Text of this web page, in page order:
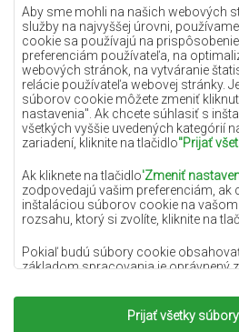
Aby sme mohli na našich webových
služby na najvyššej úrovni,
cookie sa používajú na
preferenciám používateľa, na
webových stránok, na vytváranie
relácie používateľa webovej stránky.
súborov cookie môžete zmeniť
nastavenia". Ak chcete súhlasiť s
všetkých vyššie uvedených kategórií
zariadení, kliknite na tlačidlo"Prijať
Ak kliknete na tlačidlo'Zmeniť
zodpovedajú vašim preferenciám, ak
inštaláciou súborov cookie na
rozsahu, ktorý si zvolíte, kliknite na
Pokiaľ budú súbory cookie
základom spracovania je oprávnený
podobe poskytovania
webovej stránke a marketingových
údajov a jeho dôveryhodných
Prijať všetky
Lilac
Žlté
Mätové
Modré
Oranžové
Ružové
Šedé
Terakotové
Zelené
Zlaté
Copyright 2022Koberce